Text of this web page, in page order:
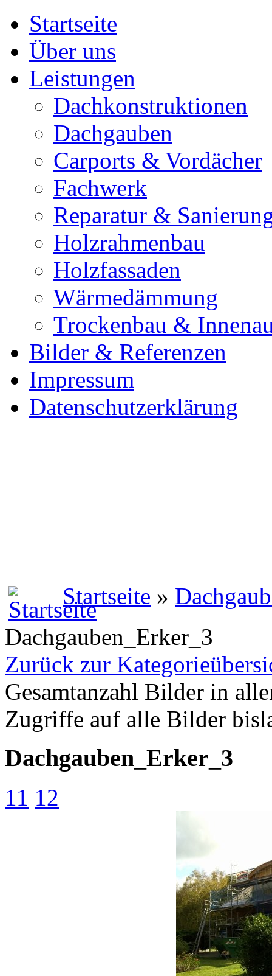
Startseite
Über uns
Leistungen
Dachkonstruktionen
Dachgauben
Carports & Vordächer
Fachwerk
Reparatur &
Holzrahmenbau
Holzfassaden
Wärmedämmung
Trockenbau &
Bilder & Referenzen
Impressum
Datenschutzerklärung
Startseite »
Dachgauben_Erker_3
Zurück zur
Gesamtanzahl Bilder in
Zugriffe auf alle Bilder
Dachgauben_Erker_3
11 12